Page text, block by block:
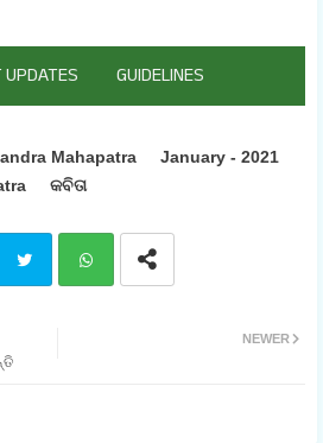
UPDATES GUIDELINES
Mahapatra
January - 2021
କବିତା
NEWER